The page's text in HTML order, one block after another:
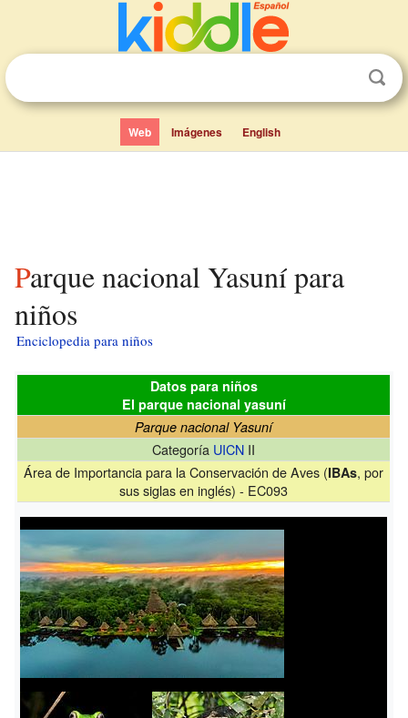
Web Imágenes English
Parque nacional Yasuní para
niños
Enciclopedia para niños
Datos para niños
El parque nacional yasuní
Parque nacional Yasuní
Categoría UICN II
Área de Importancia para la Conservación de Aves (IBAs, por
sus siglas en inglés) - EC093